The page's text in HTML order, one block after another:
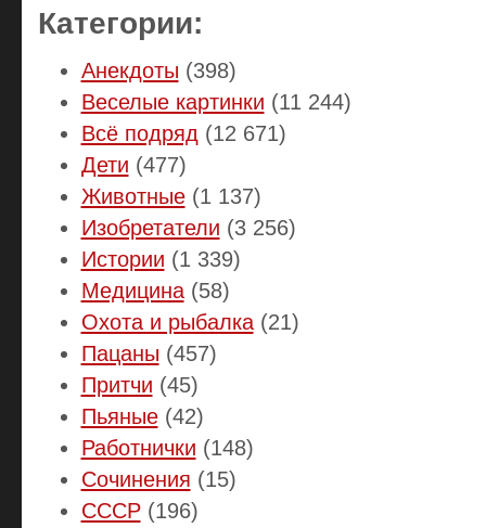
Категории:
Анекдоты (398)
Веселые картинки (11 244)
Всё подряд (12 671)
Дети (477)
Животные(1 137)
Изобретатели (3 256)
Истории (1 339)
Медицина(58)
Охота и рыбалка(21)
Пацаны (457)
Притчи (45)
Пьяные(42)
Работнички (148)
Сочинения (15)
СССР(196)